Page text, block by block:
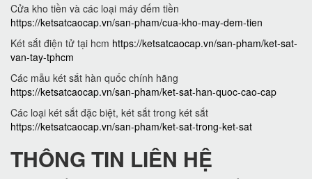
Cửa kho tiền và các loại máy đếm tiền
https://ketsatcaocap.vn/san-pham/cua-kho-may-dem-tien
Két sắt điện tử tại hcm https://ketsatcaocap.vn/san-pham/ket-sat-
van-tay-tphcm
Các mẫu két sắt hàn quốc chính hãng
https://ketsatcaocap.vn/san-pham/ket-sat-han-quoc-cao-cap
Các loại két sắt đặc biệt, két sắt trong két sắt
https://ketsatcaocap.vn/san-pham/ket-sat-trong-ket-sat
THÔNG TIN LIÊN HỆ